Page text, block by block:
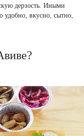
дерзость. Иными
удобно, вкусно, сытно,